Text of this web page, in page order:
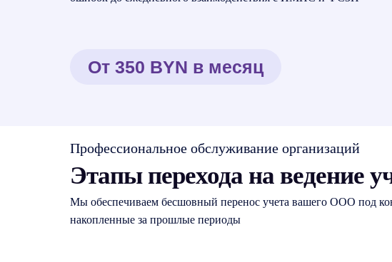
От 350 BYN в месяц
Профессиональное обслуживание организаций
Этапы перехода на ведение
Мы обеспечиваем бесшовный перенос учета вашего ООО под
накопленные за прошлые периоды